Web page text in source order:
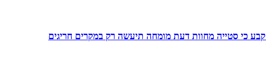
כי סטייה מחוות דעת מומחה תיעשה רק במקרים חריגים